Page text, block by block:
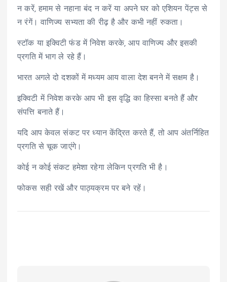
न करें, हमाम से नहाना बंद न करें या अपने घर को एशियन पेंट्स से
न रंगें। वाणिज्य सभ्यता की रीढ़ है और कभी नहीं रुकता।
स्टॉक या इक्विटी फंड में निवेश करके, आप वाणिज्य और इसकी
प्रगति में भाग ले रहे हैं।
भारत अगले दो दशकों में मध्यम आय वाला देश बनने में सक्षम है।
इक्विटी में निवेश करके आप भी इस वृद्धि का हिस्सा बनते हैं और
संपत्ति बनाते हैं।
यदि आप केवल संकट पर ध्यान केंद्रित करते हैं, तो आप अंतर्निहित
प्रगति से चूक जाएंगे।
कोई न कोई संकट हमेशा रहेगा लेकिन प्रगति भी है।
फोकस सही रखें और पाठ्यक्रम पर बने रहें।